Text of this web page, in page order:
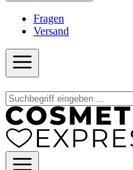
Fragen
Versand